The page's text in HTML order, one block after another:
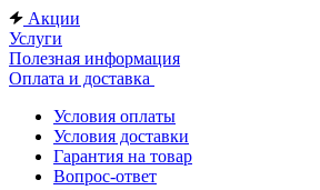
Акции
Услуги
Полезная информация
Оплата и доставка
Условия оплаты
Условия доставки
Гарантия на товар
Вопрос-ответ